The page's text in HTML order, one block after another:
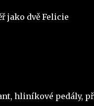
jako dvě Felicie
hliníkové pedály,